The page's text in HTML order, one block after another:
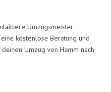
Umzugsmeister
kostenlose Beratung und
Umzug von Hamm nach